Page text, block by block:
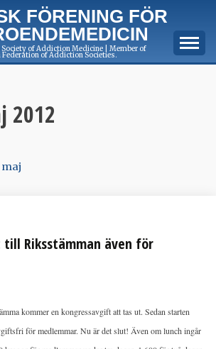
FÖRENING FÖR
Society of Addiction Medicine | Member of
Federation of Addiction Societies.
2012
maj
Riksstämman även för
kommer en kongressavgift att tas ut. Sedan starten
för medlemmar. Nu är det slut! Även om lunch ingår